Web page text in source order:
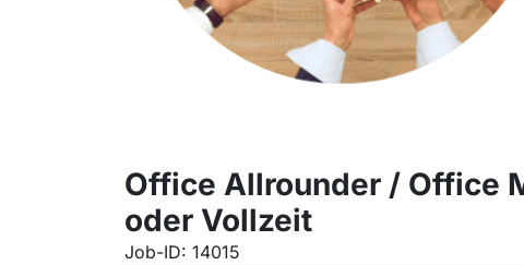
Office Allrounder / Office
oder Vollzeit
Job-ID: 14015